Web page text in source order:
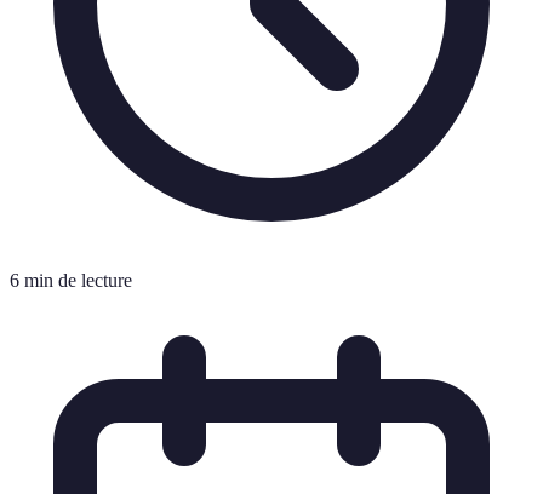
6 min de lecture